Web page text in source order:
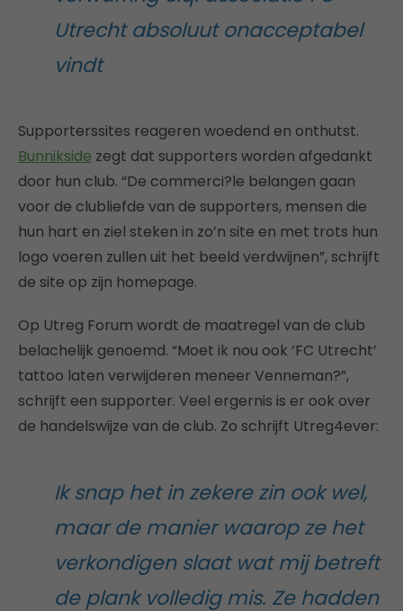
Utrecht absoluut onacceptabel
vindt
Supporterssites reageren woedend en onthutst.
Bunnikside zegt dat supporters worden afgedankt
door hun club. “De commerci?le belangen gaan
voor de clubliefde van de supporters, mensen die
hun hart en ziel steken in zo’n site en met trots hun
logo voeren zullen uit het beeld verdwijnen”, schrijft
de site op zijn homepage.
Op Utreg Forum wordt de maatregel van de club
belachelijk genoemd. “Moet ik nou ook ‘FC Utrecht’
tattoo laten verwijderen meneer Venneman?”,
schrijft een supporter. Veel ergernis is er ook over
de handelswijze van de club. Zo schrijft Utreg4ever:
Ik snap het in zekere zin ook wel,
maar de manier waarop ze het
verkondigen slaat wat mij betreft
de plank volledig mis. Ze hadden